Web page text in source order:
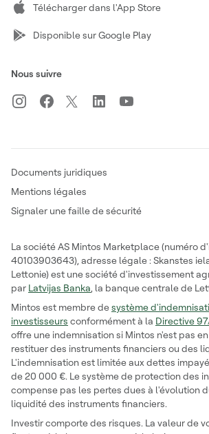
Télécharger dans l'App Store
Disponible sur Google Play
Nous suivre
Documents juridiques
Mentions légales
Signaler une faille de sécurité
La société AS Mintos Marketplace (numéro
40103903643), adresse légale : Skanstes
Lettonie) est une société d'investissement
par Latvijas Banka, la banque centrale de
Mintos est membre desystème
investisseurs conformément à la Directive
offre une indemnisation si Mintos n'est pas
restituer des instruments financiers ou des
L'indemnisation est limitée aux dettes
de 20 000 €. Le système de protection des
compense pas les pertes dues à l'évolution
liquidité des instruments financiers.
Investir comporte des risques. La valeur de